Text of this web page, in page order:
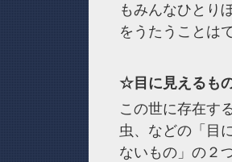
もみんなひとり
をうたうことは
☆目に見えるも
この世に存在す
虫、などの「目
ないもの」の２